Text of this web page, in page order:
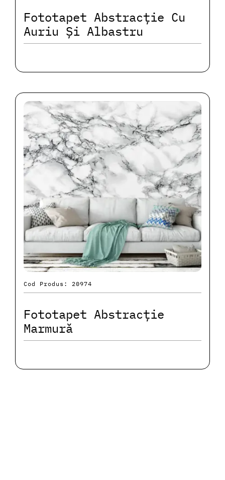
Fototapet Abstracție Cu
Auriu Și Albastru
Cod Produs: 20974
Fototapet Abstracție
Marmură